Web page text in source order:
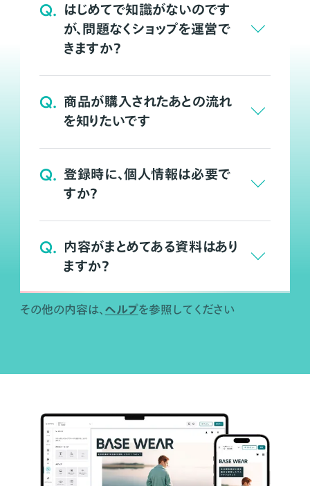
Q. はじめてで知識がないのです
が、問題なくショップを運営で
きますか？
Q. 商品が購入されたあとの流れ
を知りたいです
Q. 登録時に、個人情報は必要で
すか？
Q. 内容がまとめてある資料はあり
ますか？
その他の内容は、 ヘルプを参照してください